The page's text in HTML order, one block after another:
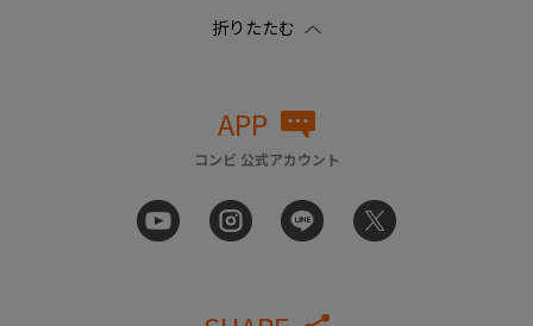
APP
コンビ 公式アカウント